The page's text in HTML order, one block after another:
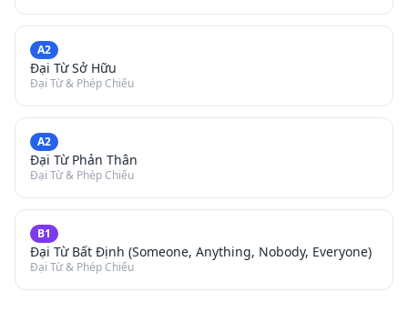
A2
Đại Từ Sở Hữu
Đại Từ & Phép Chiếu
A2
Đại Từ Phản Thân
Đại Từ & Phép Chiếu
B1
Đại Từ Bất Định (Someone, Anything, Nobody, Everyone)
Đại Từ & Phép Chiếu